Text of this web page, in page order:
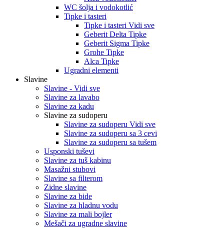
WC šolja i vodokotlić
Tipke i tasteri
Tipke i tasteri Vidi sve
Geberit Delta Tipke
Geberit Sigma Tipke
Grohe Tipke
Alca Tipke
Ugradni elementi
Slavine
Slavine - Vidi sve
Slavine za lavabo
Slavine za kadu
Slavine za sudoperu
Slavine za sudoperu Vidi sve
Slavine za sudoperu sa 3 cevi
Slavine za sudoperu sa tušem
Usponski tuševi
Slavine za tuš kabinu
Masažni stubovi
Slavine sa filterom
Zidne slavine
Slavine za bide
Slavine za hladnu vodu
Slavine za mali bojler
Mešači za ugradne slavine